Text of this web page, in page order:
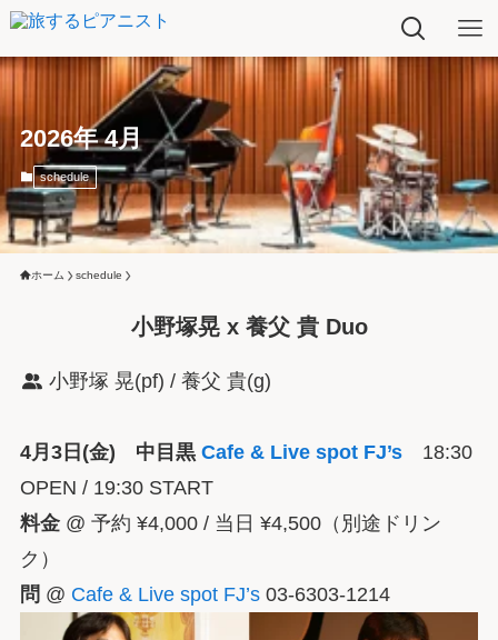
2026年 4月
schedule
ホーム schedule
小野塚晃 x 養父 貴 Duo
小野塚 晃(pf) / 養父 貴(g)
4月3日(金) 中目黒 Cafe & Live spot FJ’s18:30
OPEN / 19:30 START
料金@ 予約 ¥4,000 / 当日 ¥4,500（別途ドリン
ク）
問 @ Cafe & Live spot FJ’s03-6303-1214